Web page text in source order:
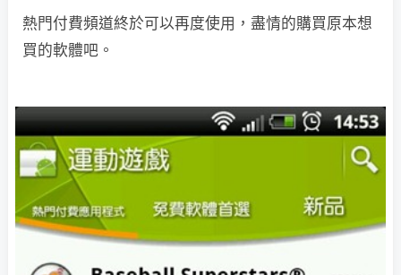
熱門付費頻道終於可以再度使用，盡情的購買原本想
買的軟體吧。